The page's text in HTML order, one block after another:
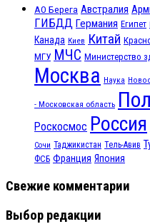
АО Берега Австралия
ГИБДД Германия Египет
Канада Киев Китай
МГУ МЧС Министерство
Москва Наука
- Московская область
Роскосмос Россия
Сочи Таджикистан Тель-Авив
ФСБ Франция Япония
Свежие комментарии
Выбор редакции